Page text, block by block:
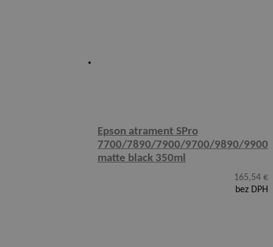
Epson atrament SPro
7700/7890/7900/9700/9890/9900
matte black 350ml
165,54 €
bez DPH